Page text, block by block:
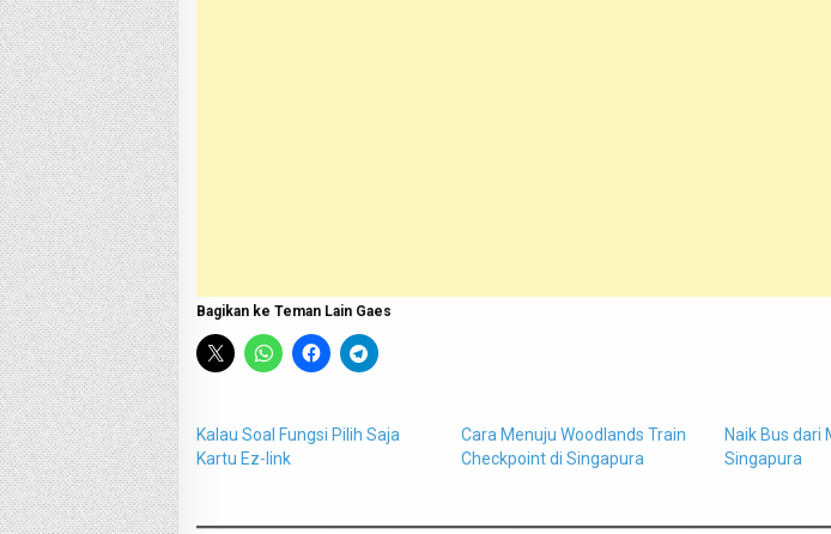
Bagikan ke Teman Lain Gaes
Kalau Soal Fungsi Pilih Saja
Kartu Ez-link
Cara Menuju Woodlands Train
Checkpoint di Singapura
Naik Bus dari
Singapura